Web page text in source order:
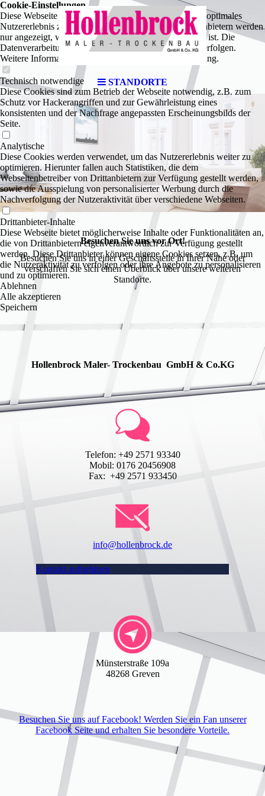
STANDORTE
Besuchen Sie uns vor Ort!
Besuchen Sie uns in einer Geschäftsstelle in Ihrer Nähe oder
verschaffen Sie sich einen Überblick über unsere weiteren
Standorte.
Hollenbrock Maler- Trockenbau GmbH & Co.KG
Telefon: +49 2571 93340
Mobil: 0176 20456908
Fax: +49 2571 933450
info@hollenbrock.de
Kontakt aufnehmen
Münsterstraße 109a
48268 Greven
Besuchen Sie uns auf Facebook! Werden Sie ein Fan unserer
Facebook Seite und erhalten Sie besondere Vorteile.
Cookie-Einstellungen
Diese Webseite verwendet Cookies, um Besuchern ein optimales
Nutzererlebnis zu bieten. Bestimmte Inhalte von Drittanbietern werden
nur angezeigt, wenn die entsprechende Option aktiviert ist. Die
Datenverarbeitung kann dann auch in einem Drittland erfolgen.
Weitere Informationen hierzu in der Datenschutzerklärung.
Technisch notwendige
Diese Cookies sind zum Betrieb der Webseite notwendig, z.B. zum
Schutz vor Hackerangriffen und zur Gewährleistung eines
konsistenten und der Nachfrage angepassten Erscheinungsbilds der
Seite.
Analytische
Diese Cookies werden verwendet, um das Nutzererlebnis weiter zu
optimieren. Hierunter fallen auch Statistiken, die dem
Webseitenbetreiber von Drittanbietern zur Verfügung gestellt werden,
sowie die Ausspielung von personalisierter Werbung durch die
Nachverfolgung der Nutzeraktivität über verschiedene Webseiten.
Drittanbieter-Inhalte
Diese Webseite bietet möglicherweise Inhalte oder Funktionalitäten an,
die von Drittanbietern eigenverantwortlich zur Verfügung gestellt
werden. Diese Drittanbieter können eigene Cookies setzen, z.B. um
die Nutzeraktivität zu verfolgen oder ihre Angebote zu personalisieren
und zu optimieren.
Ablehnen
Alle akzeptieren
Speichern